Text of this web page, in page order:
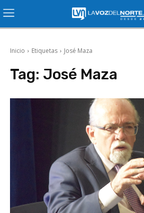
Inicio Etiquetas José Maza
Tag: José Maza